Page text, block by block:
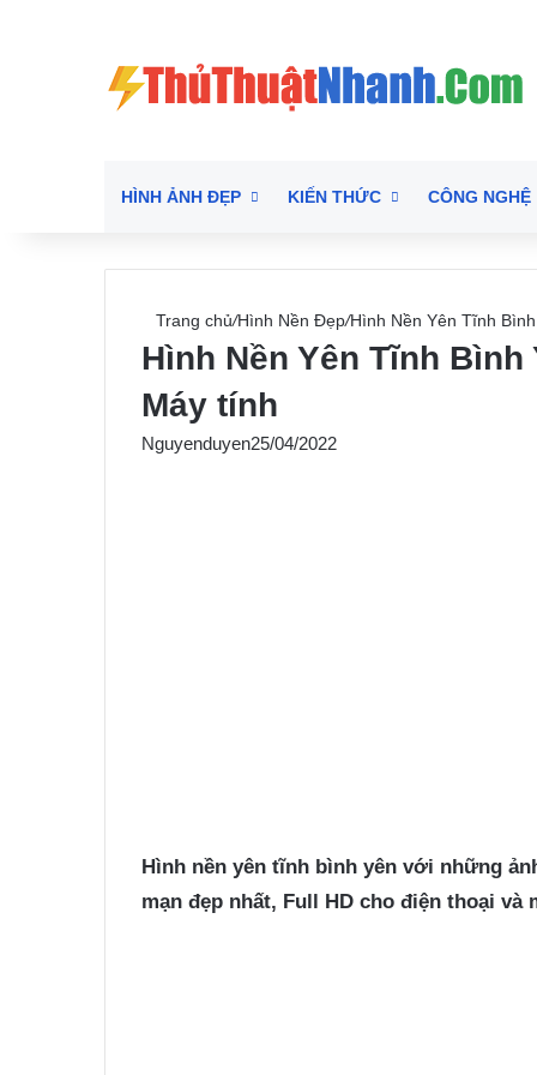
HÌNH ẢNH ĐẸP KIẾN THỨC CÔNG NGHỆ
Trang chủ/Hình Nền Đẹp/Hình Nền Yên Tĩnh
Hình Nền Yên Tĩnh
Máy tính
Nguyenduyen25/04/2022
Hình nền yên tĩnh bình yên với những
mạn đẹp nhất, Full HD cho điện thoại và